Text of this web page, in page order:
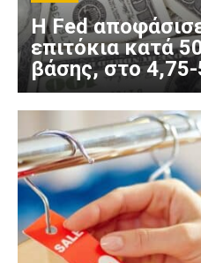
Η Fed
επιτόκια κατά
βάσης, στο 4,75-